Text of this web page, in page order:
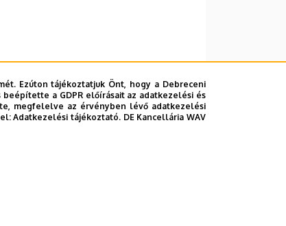
Ezúton tájékoztatjuk Önt, hogy a Debreceni
a GDPR előírásait az adatkezelési és
megfelelve az érvényben lévő adatkezelési
el:Adatkezelési tájékoztató. DE Kancellária WAV